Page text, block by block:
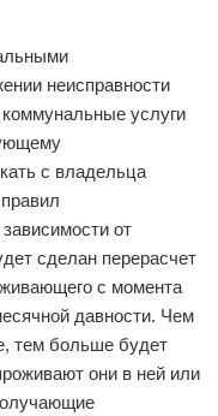
неисправности
услуги
с владельца
от
сделан перерасчет
с момента
давности. Чем
тем больше будет
они в ней или